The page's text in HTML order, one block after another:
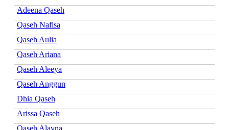
Adeena Qaseh
Qaseh Nafisa
Qaseh Aulia
Qaseh Ariana
Qaseh Aleeya
Qaseh Anggun
Dhia Qaseh
Arissa Qaseh
Qaseh Alayna